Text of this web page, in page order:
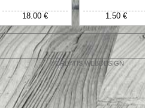
18.00 € 1.50 €
©CREATIS WEBDESIGN